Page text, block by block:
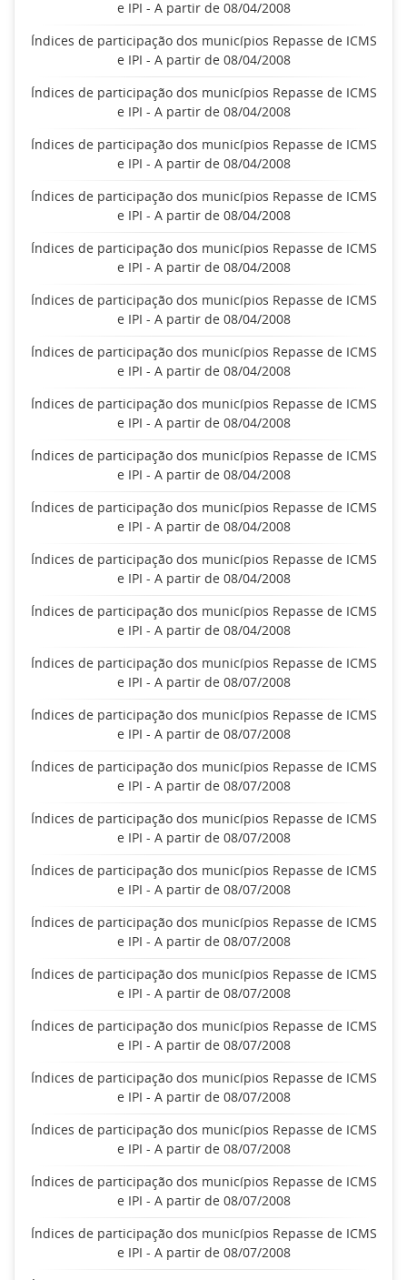
e IPI - A partir de 08/04/2008
Índices de participação dos municípios Repasse de ICMS
e IPI - A partir de 08/04/2008
Índices de participação dos municípios Repasse de ICMS
e IPI - A partir de 08/04/2008
Índices de participação dos municípios Repasse de ICMS
e IPI - A partir de 08/04/2008
Índices de participação dos municípios Repasse de ICMS
e IPI - A partir de 08/04/2008
Índices de participação dos municípios Repasse de ICMS
e IPI - A partir de 08/04/2008
Índices de participação dos municípios Repasse de ICMS
e IPI - A partir de 08/04/2008
Índices de participação dos municípios Repasse de ICMS
e IPI - A partir de 08/04/2008
Índices de participação dos municípios Repasse de ICMS
e IPI - A partir de 08/04/2008
Índices de participação dos municípios Repasse de ICMS
e IPI - A partir de 08/04/2008
Índices de participação dos municípios Repasse de ICMS
e IPI - A partir de 08/04/2008
Índices de participação dos municípios Repasse de ICMS
e IPI - A partir de 08/04/2008
Índices de participação dos municípios Repasse de ICMS
e IPI - A partir de 08/04/2008
Índices de participação dos municípios Repasse de ICMS
e IPI - A partir de 08/07/2008
Índices de participação dos municípios Repasse de ICMS
e IPI - A partir de 08/07/2008
Índices de participação dos municípios Repasse de ICMS
e IPI - A partir de 08/07/2008
Índices de participação dos municípios Repasse de ICMS
e IPI - A partir de 08/07/2008
Índices de participação dos municípios Repasse de ICMS
e IPI - A partir de 08/07/2008
Índices de participação dos municípios Repasse de ICMS
e IPI - A partir de 08/07/2008
Índices de participação dos municípios Repasse de ICMS
e IPI - A partir de 08/07/2008
Índices de participação dos municípios Repasse de ICMS
e IPI - A partir de 08/07/2008
Índices de participação dos municípios Repasse de ICMS
e IPI - A partir de 08/07/2008
Índices de participação dos municípios Repasse de ICMS
e IPI - A partir de 08/07/2008
Índices de participação dos municípios Repasse de ICMS
e IPI - A partir de 08/07/2008
Índices de participação dos municípios Repasse de ICMS
e IPI - A partir de 08/07/2008